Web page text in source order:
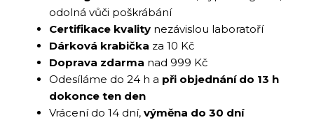
odolná vůči poškrábání
Certifikace kvality nezávislou laboratoří
Dárková krabička za 10 Kč
Doprava zdarma nad 999 Kč
Odesíláme do 24 h a při objednání do 13 h
dokonce ten den
Vrácení do 14 dní, výměna do 30 dní